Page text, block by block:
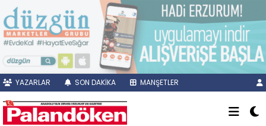
YAZARLAR SON DAKİKA MANŞETLER